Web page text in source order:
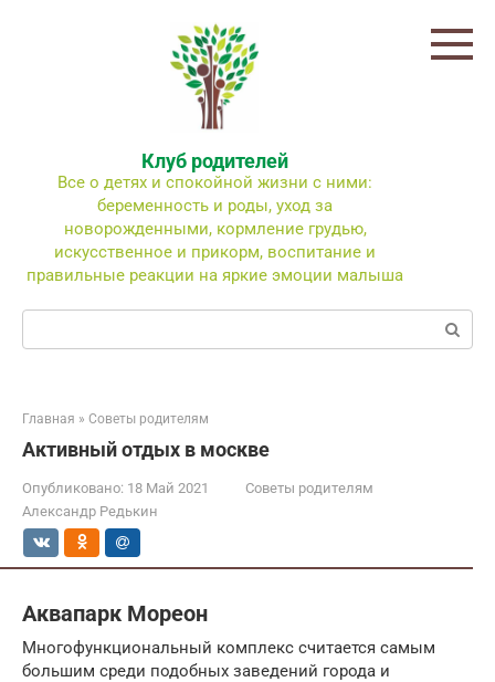
Клуб родителей
Все о детях и спокойной жизни с ними:
беременность и роды, уход за
новорожденными, кормление грудью,
искусственное и прикорм, воспитание и
правильные реакции на яркие эмоции малыша
Поиск:
Главная » Советы родителям
Активный отдых в москве
Опубликовано: 18 Май 2021
Советы родителям
Александр Редькин
Аквапарк Мореон
Многофункциональный комплекс считается самым
большим среди подобных заведений города и